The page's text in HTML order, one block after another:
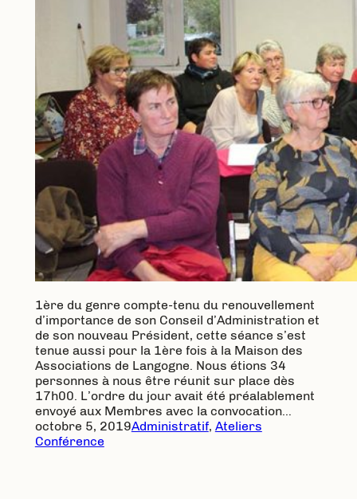
1ère du genre compte-tenu du renouvellement
d’importance de son Conseil d’Administration et
de son nouveau Président, cette séance s’est
tenue aussi pour la 1ère fois à la Maison des
Associations de Langogne. Nous étions 34
personnes à nous être réunit sur place dès
17h00. L’ordre du jour avait été préalablement
envoyé aux Membres avec la convocation…
octobre 5, 2019Administratif, Ateliers
Conférence